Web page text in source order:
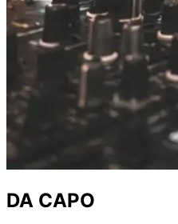
DA CAPO